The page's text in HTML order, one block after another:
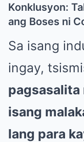
Konklusyon:
ang Boses ni
Sa isang
ingay,
pagsasalita
isang
lang para